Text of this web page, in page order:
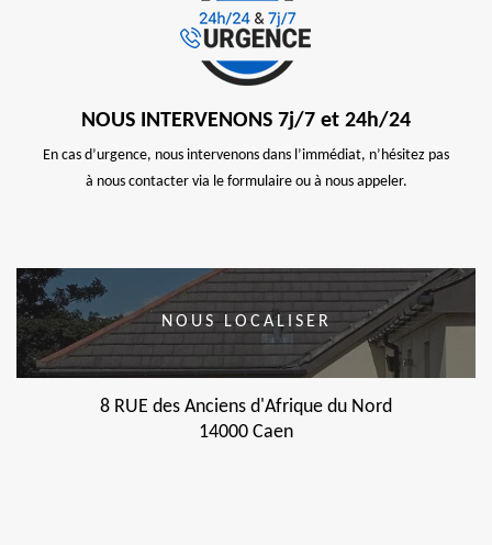
NOUS INTERVENONS 7j/7 et 24h/24
En cas d’urgence, nous intervenons dans l’immédiat, n’hésitez pas
à nous contacter via le formulaire ou à nous appeler.
NOUS LOCALISER
8 RUE des Anciens d'Afrique du Nord
14000 Caen